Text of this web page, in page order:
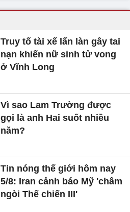
Truy tố tài xế lấn làn gây tai
nạn khiến nữ sinh tử vong
ở Vĩnh Long
Vì sao Lam Trường được
gọi là anh Hai suốt nhiều
năm?
Tin nóng thế giới hôm nay
5/8: Iran cảnh báo Mỹ 'châm
ngòi Thế chiến III'